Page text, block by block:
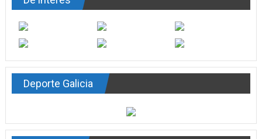
Deporte Galicia